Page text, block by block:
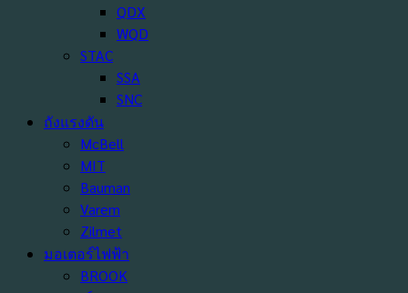
QDX
WQD
STAC
SSA
SNC
ถังแรงดัน
McBell
MIT
Bauman
Varem
Zilmet
มอเตอร์ไฟฟ้า
BROOK